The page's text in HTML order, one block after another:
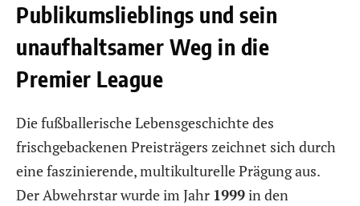
Publikumslieblings und sein
unaufhaltsamer Weg in die
Premier League
Die fußballerische Lebensgeschichte des
frischgebackenen Preisträgers zeichnet sich durch
eine faszinierende, multikulturelle Prägung aus.
Der Abwehrstar wurde im Jahr 1999in den